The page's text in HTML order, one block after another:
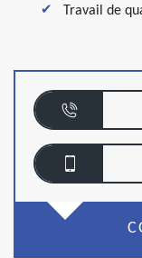
Travail de